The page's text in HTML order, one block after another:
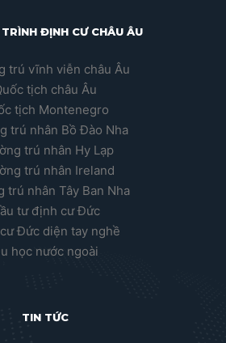
TRÌNH ĐỊNH CƯ CHÂU ÂU
trú vĩnh viễn châu Âu
tịch châu Âu
tịch Montenegro
trú nhân Bồ Đào Nha
trú nhân Hy Lạp
trú nhân Ireland
trú nhân Tây Ban Nha
tư định cư Đức
Đức diện tay nghề
học nước ngoài
TIN TỨC